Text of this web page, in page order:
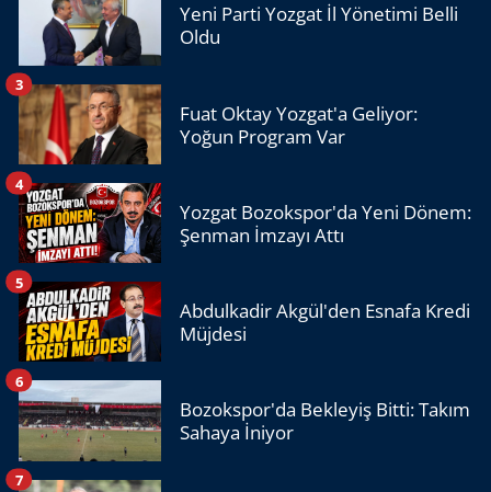
Yeni Parti Yozgat İl Yönetimi Belli
Oldu
Fuat Oktay Yozgat'a Geliyor:
Yoğun Program Var
3
Yozgat Bozokspor'da Yeni Dönem:
Şenman İmzayı Attı
4
Abdulkadir Akgül'den Esnafa Kredi
Müjdesi
5
Bozokspor'da Bekleyiş Bitti: Takım
Sahaya İniyor
6
7